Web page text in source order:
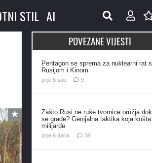
STIL AI
POVEZANE VIJESTI
Pentagon se sprema za nuklearni rat s
Rusijom i Kinom
prije 6 sati 9komentara
Zašto Rusi ne ruše tvornice oružja dok
se grade? Genijalna taktika koja košta
milijarde
prije 6 dana 38komentara